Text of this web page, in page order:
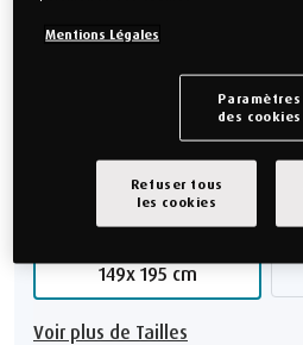
Voir plus de coloris
Choisissez votre Taille
80 x 200 cm
149x 195 cm
Voir plus de Tailles
Mentions Légales
Paramètres
des cookies
Refuser tous
les cookies